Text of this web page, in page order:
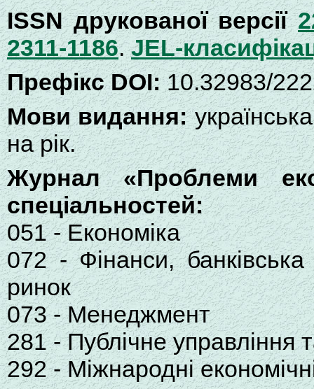
ISSN друкованої версії
2311-1186.JEL-
Префікс DOI:10.32983/
Мови видання:
на рік.
Журнал «Проблеми
спеціальностей:
051 - Економіка
072 - Фінанси,
ринок
073 - Менеджмент
281 - Публічне управління
292 - Міжнародні